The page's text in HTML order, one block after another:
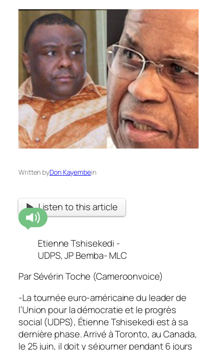
Written byDon Kayembein
Listen to this article
Etienne Tshisekedi -
UDPS, JP Bemba- MLC
Par Sévérin Toche (Cameroonvoice)
-La tournée euro-américaine du leader de
l’Union pour la démocratie et le progrès
social (UDPS), Étienne Tshisekedi est à sa
dernière phase. Arrivé à Toronto, au Canada,
le 25 juin, il doit y séjourner pendant 6 jours